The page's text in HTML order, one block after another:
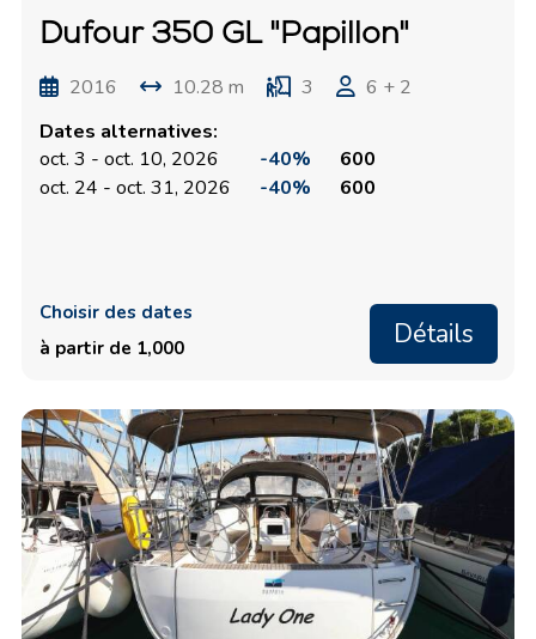
Dufour 350 GL "Papillon"
2016 10.28 m 3
6 + 2
Dates alternatives:
oct. 3 - oct. 10, 2026
-40%
600
oct. 24 - oct. 31, 2026
-40% 600
Choisir des dates
à partir de 1,000
Détails